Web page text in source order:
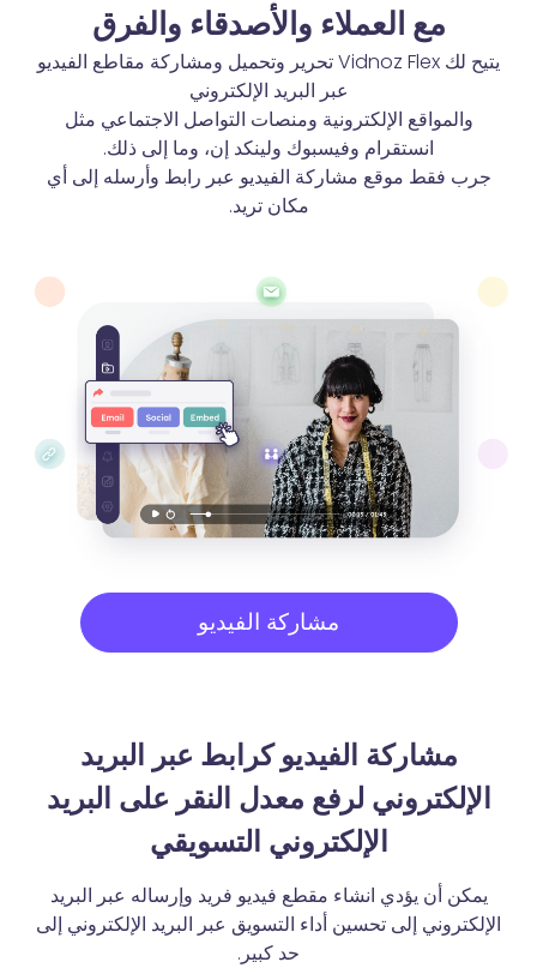
مع العملاء والأصدقاء والفرق
يتيح لك Vidnoz Flex تحرير وتحميل ومشاركة مقاطع الفيديو
عبر البريد الإلكتروني
والمواقع الإلكترونية ومنصات التواصل الاجتماعي مثل
انستقرام وفيسبوك ولينكد إن، وما إلى ذلك.
جرب فقط موقع مشاركة الفيديو عبر رابط وأرسله إلى أي
مكان تريد.
مشاركة الفيديو
مشاركة الفيديو كرابط عبر البريد
الإلكتروني لرفع معدل النقر على البريد
الإلكتروني التسويقي
يمكن أن يؤدي انشاء مقطع فيديو فريد وإرساله عبر البريد
الإلكتروني إلى تحسين أداء التسويق عبر البريد الإلكتروني إلى
حد كبير.